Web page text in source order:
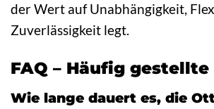
der Wert auf Unabhängigkeit,
Zuverlässigkeit legt.
FAQ – Häufig gestellte
Wie lange dauert es, die